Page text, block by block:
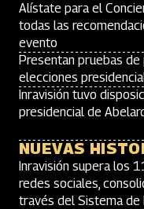
Alístate para el
todas las
evento
Presentan pruebas
elecciones
Inravisión tuvo
presidencial de
NUEVAS
Inravisión supera los
redes sociales,
través del Sistema de